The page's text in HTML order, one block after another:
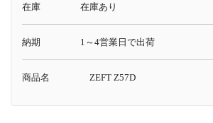
在庫 在庫あり
納期 1～4営業日で出荷
商品名 ZEFT Z57D